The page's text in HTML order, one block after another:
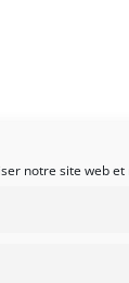
notre site web